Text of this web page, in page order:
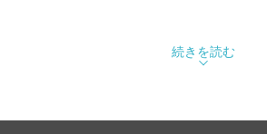
続きを読む